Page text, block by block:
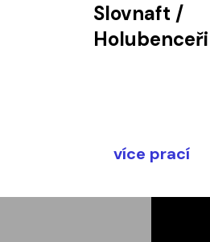
Slovnaft /
Holubenceři
více prací